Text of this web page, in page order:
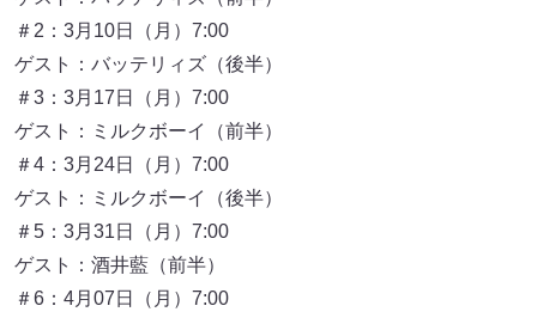
＃2：3月10日（月）7:00
ゲスト：バッテリィズ（後半）
＃3：3月17日（月）7:00
ゲスト：ミルクボーイ（前半）
＃4：3月24日（月）7:00
ゲスト：ミルクボーイ（後半）
＃5：3月31日（月）7:00
ゲスト：酒井藍（前半）
＃6：4月07日（月）7:00